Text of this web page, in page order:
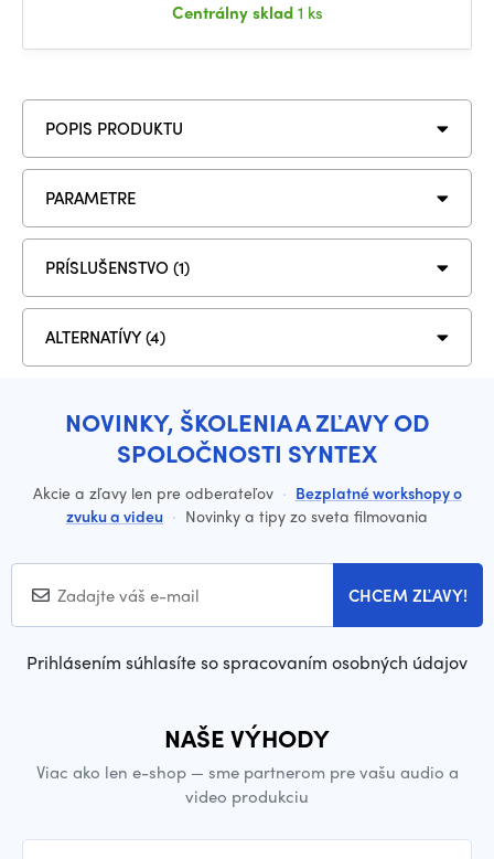
Centrálny sklad1 ks
POPIS PRODUKTU
PARAMETRE
PRÍSLUŠENSTVO (1)
ALTERNATÍVY (4)
NOVINKY, ŠKOLENIA A ZĽAVY OD
SPOLOČNOSTI SYNTEX
Akcie a zľavy len pre odberateľov · Bezplatné workshopy o
zvuku a videu · Novinky a tipy zo sveta filmovania
CHCEM ZĽAVY!
Prihlásením súhlasíte so spracovaním osobných údajov
NAŠE VÝHODY
Viac ako len e-shop — sme partnerom pre vašu audio a
video produkciu